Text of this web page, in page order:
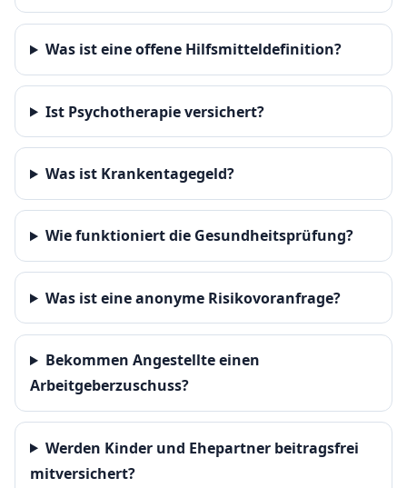
Was ist eine offene Hilfsmitteldefinition?
Ist Psychotherapie versichert?
Was ist Krankentagegeld?
Wie funktioniert die Gesundheitsprüfung?
Was ist eine anonyme Risikovoranfrage?
Bekommen Angestellte einen
Arbeitgeberzuschuss?
Werden Kinder und Ehepartner beitragsfrei
mitversichert?